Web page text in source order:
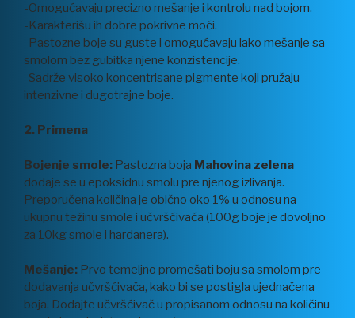
-Omogućavaju precizno mešanje i kontrolu nad bojom.
-Karakterišu ih dobre pokrivne moći.
-Pastozne boje su guste i omogućavaju lako mešanje sa
smolom bez gubitka njene konzistencije.
-Sadrže visoko koncentrisane pigmente koji pružaju
intenzivne i dugotrajne boje.
2. Primena
Bojenje smole: Pastozna boja Mahovina zelena
dodaje se u epoksidnu smolu pre njenog izlivanja.
Preporučena količina je obično oko 1% u odnosu na
ukupnu težinu smole i učvršćivača (100g boje je dovoljno
za 10kg smole i hardanera).
Mešanje: Prvo temeljno promešati boju sa smolom pre
dodavanja učvršćivača, kako bi se postigla ujednačena
boja. Dodajte učvršćivač u propisanom odnosu na količinu